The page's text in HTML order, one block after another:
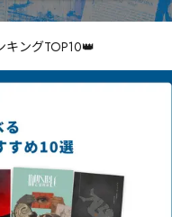
キングTOP10👑